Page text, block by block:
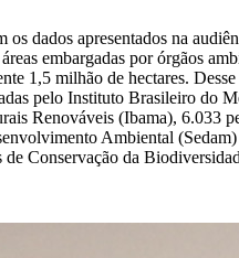
os dados apresentados na
embargadas por órgãos
1,5 milhão de hectares.
pelo Instituto Brasileiro do
Renováveis (Ibama), 6.033
Ambiental
de Conservação da